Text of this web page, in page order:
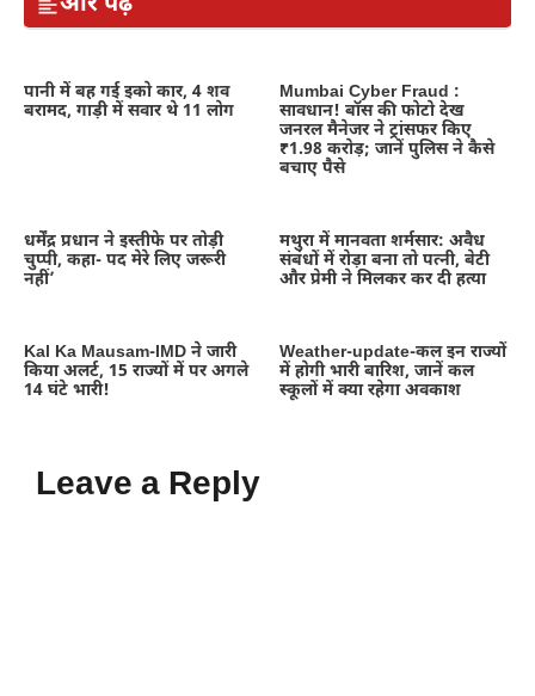
पानी में बह गई इको कार, 4 शव
बरामद, गाड़ी में सवार थे 11 लोग
Mumbai Cyber Fraud :
सावधान! बॉस की फोटो देख
जनरल मैनेजर ने ट्रांसफर किए
₹1.98 करोड़; जानें पुलिस ने कैसे
बचाए पैसे
धर्मेंद्र प्रधान ने इस्तीफे पर तोड़ी
चुप्पी, कहा- पद मेरे लिए जरूरी
नहीं’
मथुरा में मानवता शर्मसार: अवैध
संबंधों में रोड़ा बना तो पत्नी, बेटी
और प्रेमी ने मिलकर कर दी हत्या
Kal Ka Mausam-IMD ने जारी
किया अलर्ट, 15 राज्यों में पर अगले
14 घंटे भारी!
Weather-update-कल इन राज्यों
में होगी भारी बारिश, जानें कल
स्कूलों में क्या रहेगा अवकाश
Leave a Reply